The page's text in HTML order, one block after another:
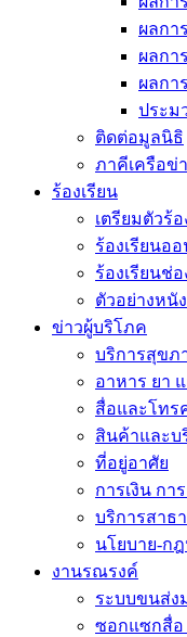
ผลกา
ผลกา
ผลกา
ประม
ติดต่อมูลนิธิ
ภาคีเครือข่
ร้องเรียน
เตรียมตัวร้อ
ร้องเรียนอ
ร้องเรียนช่
ตัวอย่างหนั
ข่าวผู้บริโภค
บริการสุขภ
อาหาร ยา
สื่อและโทร
สินค้าและบ
ที่อยู่อาศัย
การเงิน กา
บริการสาธ
นโยบาย-ก
งานรณรงค์
ระบบขนส่ง
ซอกแซกสื่อ